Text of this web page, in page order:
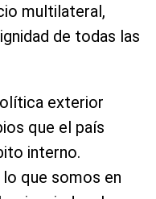
multilateral,
de todas las
exterior
que el país
interno.
que somos en